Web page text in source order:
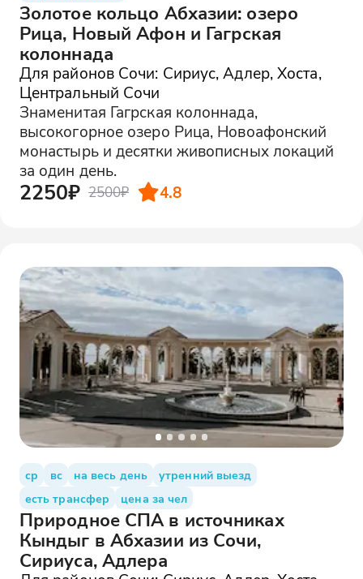
Золотое кольцо Абхазии: озеро
Рица, Новый Афон и Гагрская
колоннада
Для районов Сочи: Сириус, Адлер, Хоста,
Центральный Сочи
Знаменитая Гагрская колоннада,
высокогорное озеро Рица, Новоафонский
монастырь и десятки живописных локаций
за один день.
2250₽ 2500₽ 4.8
ср вс на весь день
утренний выезд
есть трансфер
цена за чел
Природное СПА в источниках
Кындыг в Абхазии из Сочи,
Сириуса, Адлера